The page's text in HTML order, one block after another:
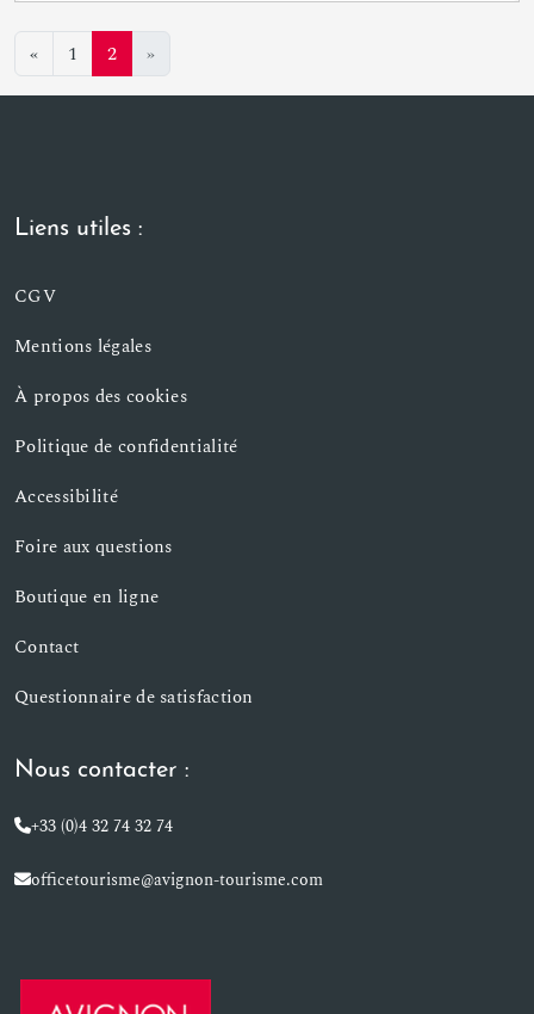
« 1 2 »
Liens utiles :
CGV
Mentions légales
À propos des cookies
Politique de confidentialité
Accessibilité
Foire aux questions
Boutique en ligne
Contact
Questionnaire de satisfaction
Nous contacter :
+33 (0)4 32 74 32 74
officetourisme@avignon-tourisme.com